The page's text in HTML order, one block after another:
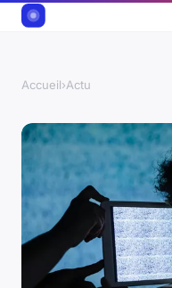
Accueil›Actu